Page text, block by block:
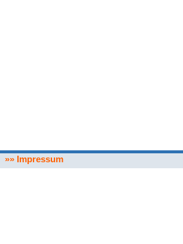
»» Impressum